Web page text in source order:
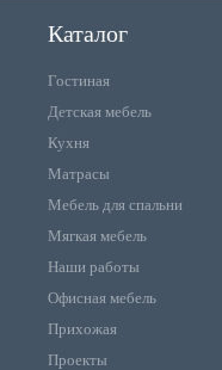
Каталог
Гостиная
Детская мебель
Кухня
Матрасы
Мебель для спальни
Мягкая мебель
Наши работы
Офисная мебель
Прихожая
Проекты